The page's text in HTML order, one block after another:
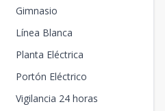
Gimnasio
Línea Blanca
Planta Eléctrica
Portón Eléctrico
Vigilancia 24 horas